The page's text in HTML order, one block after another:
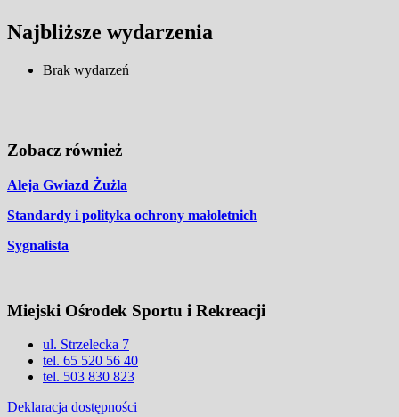
Najbliższe wydarzenia
Brak wydarzeń
Zobacz również
Aleja Gwiazd Żużla
Standardy i polityka ochrony małoletnich
Sygnalista
Miejski Ośrodek Sportu i Rekreacji
ul. Strzelecka 7
tel. 65 520 56 40
tel. 503 830 823
Deklaracja dostępności